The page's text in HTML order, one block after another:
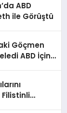
ABD
ile Görüştü
Göçmen
ABD İçin
Filistinli